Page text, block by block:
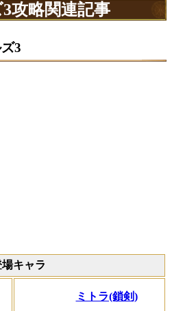
攻略関連記事
3
キャラ
ミトラ(鎖剣)